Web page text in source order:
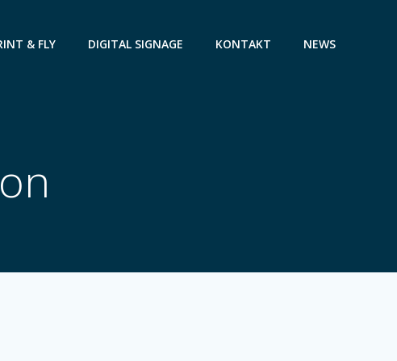
& FLY DIGITAL SIGNAGE KONTAKT NEWS